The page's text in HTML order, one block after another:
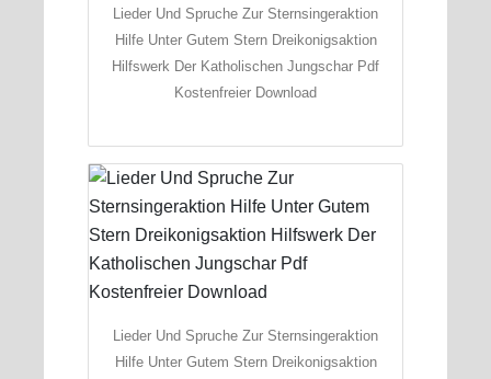
Lieder Und Spruche Zur Sternsingeraktion
Hilfe Unter Gutem Stern Dreikonigsaktion
Hilfswerk Der Katholischen Jungschar Pdf
Kostenfreier Download
Lieder Und Spruche Zur Sternsingeraktion
Hilfe Unter Gutem Stern Dreikonigsaktion